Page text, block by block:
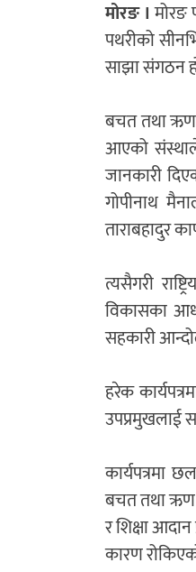
मोरङ ।मोरङ
पथरीको
साझा संगठन
बचत तथा ऋण
आएको
जानकारी
गोपीनाथ
ताराबहादुर
त्यसैगरी
विकासका
सहकारी
हरेक
उपप्रमुखलाई
कार्यपत्रमा
बचत तथा ऋण
र शिक्षा
कारण